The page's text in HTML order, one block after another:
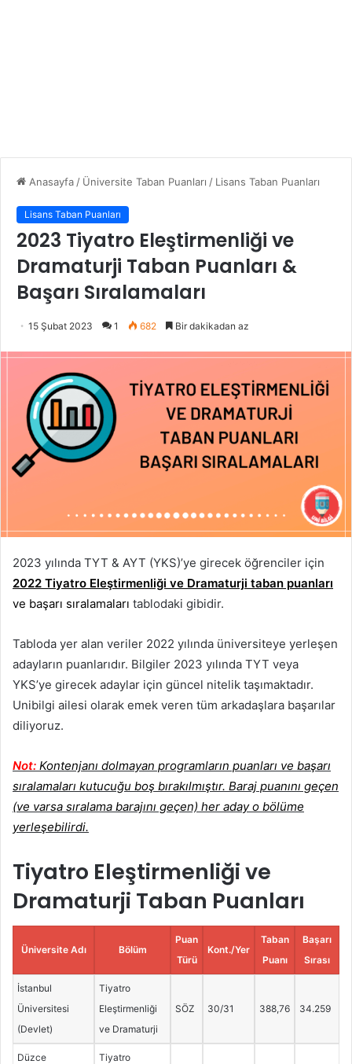
Anasayfa / Üniversite Taban Puanları / Lisans Taban Puanları
Lisans Taban Puanları
2023 Tiyatro Eleştirmenliği ve
Dramaturji Taban Puanları &
Başarı Sıralamaları
15 Şubat 2023 1 682 Bir dakikadan az
2023 yılında TYT & AYT (YKS)’ye girecek öğrenciler için
2022 Tiyatro Eleştirmenliği ve Dramaturji taban puanları
ve başarı sıralamaları tablodaki gibidir.
Tabloda yer alan veriler 2022 yılında üniversiteye yerleşen
adayların puanlarıdır. Bilgiler 2023 yılında TYT veya
YKS’ye girecek adaylar için güncel nitelik taşımaktadır.
Unibilgi ailesi olarak emek veren tüm arkadaşlara başarılar
diliyoruz.
Not: Kontenjanı dolmayan programların puanları ve başarı
sıralamaları kutucuğu boş bırakılmıştır. Baraj puanını geçen
(ve varsa sıralama barajını geçen) her aday o bölüme
yerleşebilirdi.
Tiyatro Eleştirmenliği ve
Dramaturji Taban Puanları
Üniversite Adı Bölüm
Puan
Türü
Kont./Yer
Taban
Puanı
Başarı
Sırası
İstanbul
Üniversitesi
(Devlet)
Tiyatro
Eleştirmenliği
ve Dramaturji
SÖZ 30/31 388,76 34.259
Düzce
Tiyatro